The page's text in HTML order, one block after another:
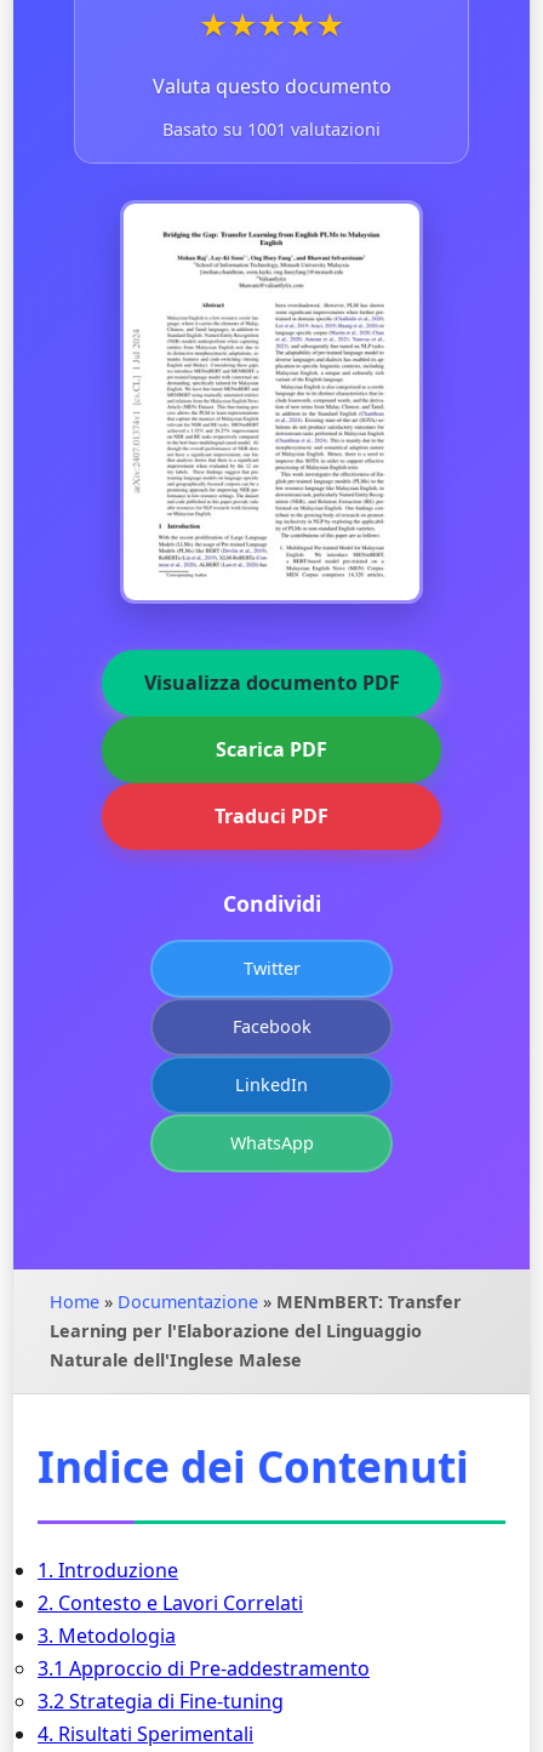
★★★★★
Valuta questo documento
Basato su 1001 valutazioni
Visualizza documento PDF
Scarica PDF
Traduci PDF
Condividi
Twitter
Facebook
LinkedIn
WhatsApp
Home » Documentazione » MENmBERT: Transfer
Learning per l'Elaborazione del Linguaggio
Naturale dell'Inglese Malese
Indice dei Contenuti
1. Introduzione
2. Contesto e Lavori Correlati
3. Metodologia
3.1 Approccio di Pre-addestramento
3.2 Strategia di Fine-tuning
4. Risultati Sperimentali